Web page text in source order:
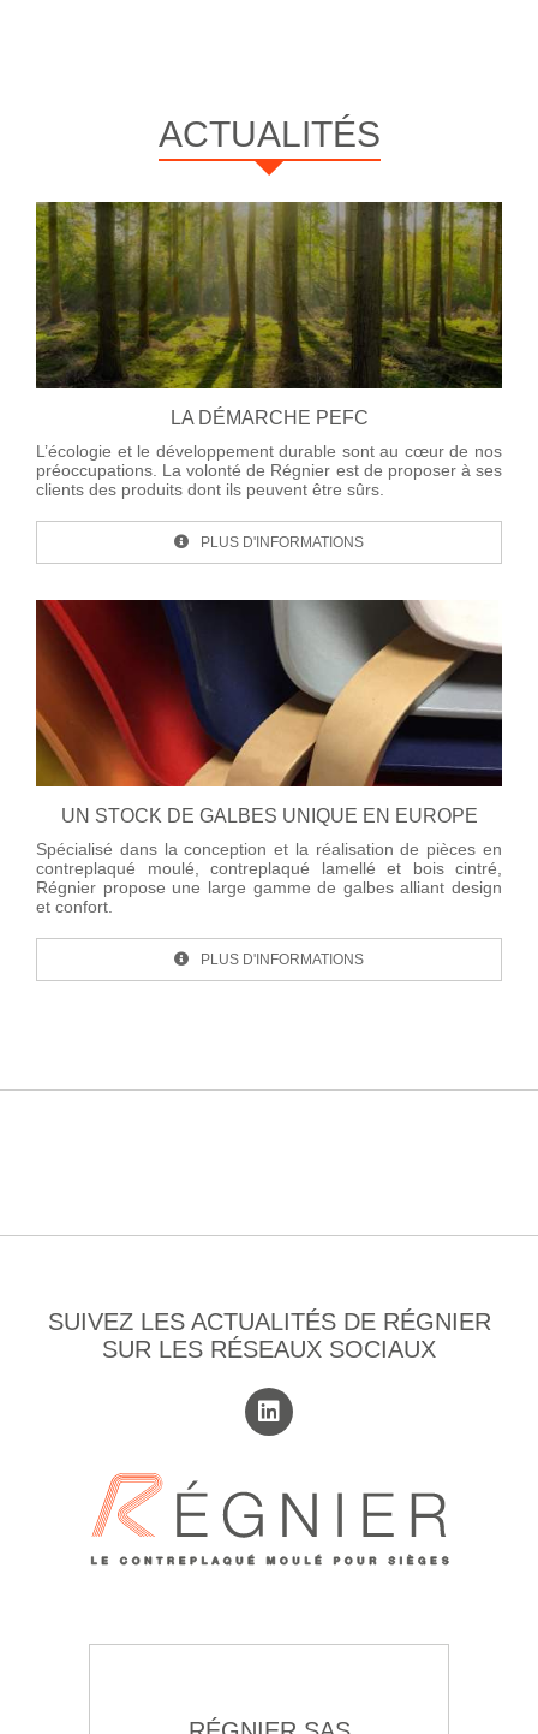
ACTUALITÉS
LA DÉMARCHE PEFC
L’écologie et le développement durable sont au cœur de nos
préoccupations. La volonté de Régnier est de proposer à ses
clients des produits dont ils peuvent être sûrs.
PLUS D'INFORMATIONS
UN STOCK DE GALBES UNIQUE EN EUROPE
Spécialisé dans la conception et la réalisation de pièces en
contreplaqué moulé, contreplaqué lamellé et bois cintré,
Régnier propose une large gamme de galbes alliant design
et confort.
PLUS D'INFORMATIONS
SUIVEZ LES ACTUALITÉS DE RÉGNIER
SUR LES RÉSEAUX SOCIAUX